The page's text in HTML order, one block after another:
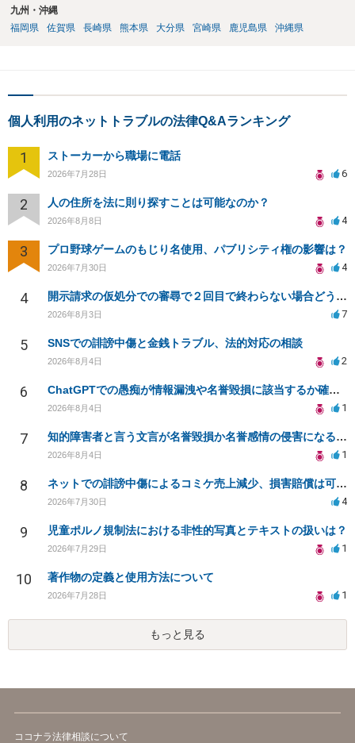
九州・沖縄
福岡県
佐賀県 長崎県 熊本県 大分県 宮崎県 鹿児島県 沖縄県
個人利用のネットトラブルの法律Q&Aランキング
1 ストーカーから職場に電話
2026年7月28日 6
2 人の住所を法に則り探すことは可能なのか？
2026年8月8日 4
3 プロ野球ゲームのもじり名使用、パブリシティ権の影響は？
2026年7月30日 4
4 開示請求の仮処分での審尋で２回目で終わらない場合どうしたらいいですか
2026年8月3日 7
5 SNSでの誹謗中傷と金銭トラブル、法的対応の相談
2026年8月4日 2
6 ChatGPTでの愚痴が情報漏洩や名誉毀損に該当するか確認したい
2026年8月4日 1
7 知的障害者と言う文言が名誉毀損か名誉感情の侵害になるか教えてほしい。
2026年8月4日 1
8 ネットでの誹謗中傷によるコミケ売上減少、損害賠償は可能か？
2026年7月30日 4
9 児童ポルノ規制法における非性的写真とテキストの扱いは？
2026年7月29日 1
10 著作物の定義と使用方法について
2026年7月28日 1
もっと見る
ココナラ法律相談について